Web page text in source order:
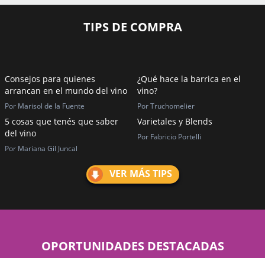
TIPS DE COMPRA
Consejos para quienes
arrancan en el mundo del vino
Por Marisol de la Fuente
¿Qué hace la barrica en el
vino?
Por Truchomelier
5 cosas que tenés que saber
del vino
Por Mariana Gil Juncal
Varietales y Blends
Por Fabricio Portelli
VER MÁS TIPS
OPORTUNIDADES DESTACADAS